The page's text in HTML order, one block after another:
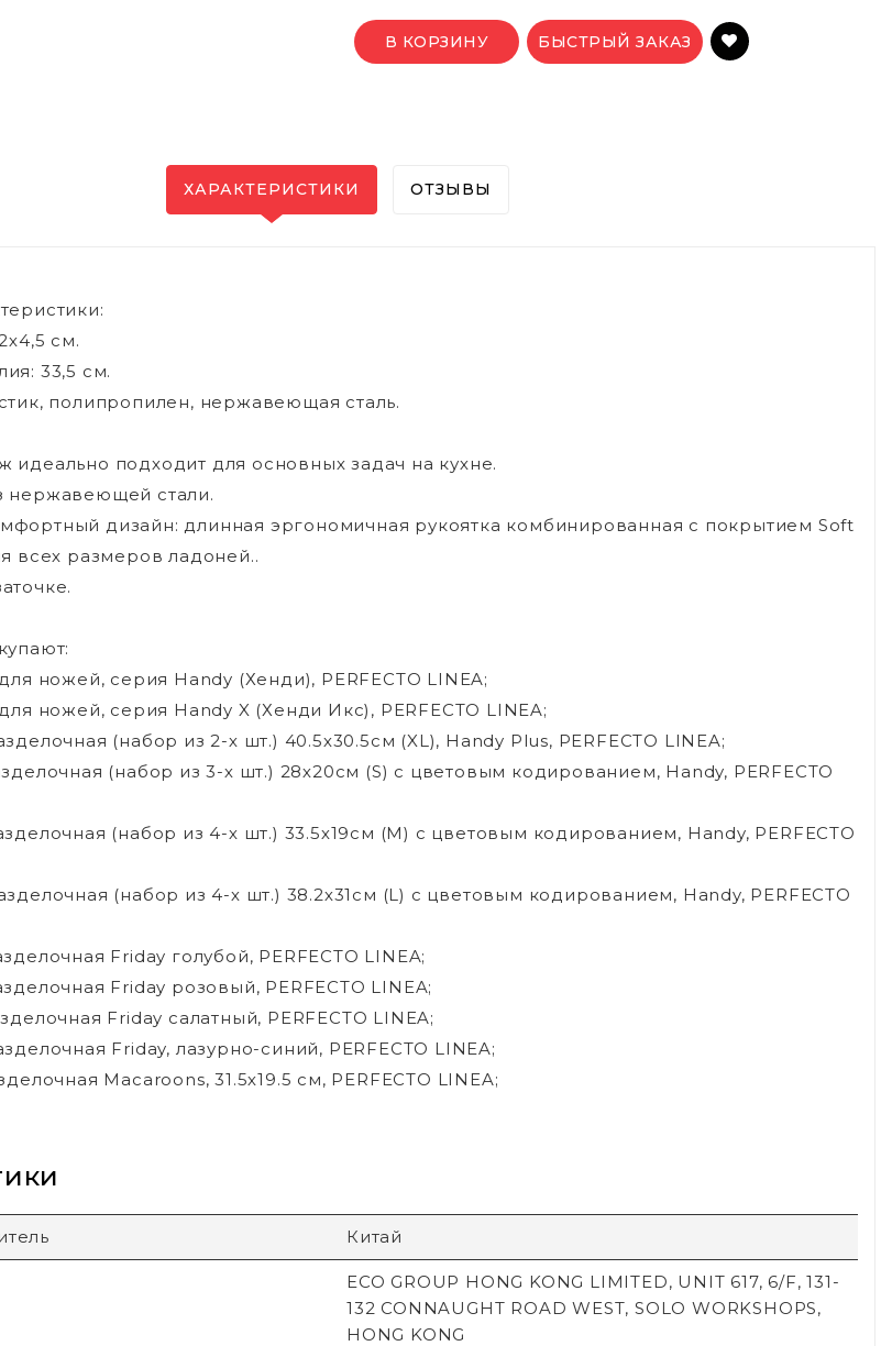
В КОРЗИНУ БЫСТРЫЙ ЗАКАЗ
ХАРАКТЕРИСТИКИ ОТЗЫВЫ
см.
33,5 см.
полипропилен, нержавеющая сталь.
идеально подходит для основных задач на кухне.
нержавеющей стали.
дизайн: длинная эргономичная рукоятка комбинированная с покрытием Soft
всех размеров ладоней..
ножей, серия Handy (Хенди), PERFECTO LINEA;
ножей, серия Handy X (Хенди Икс), PERFECTO LINEA;
(набор из 2-х шт.) 40.5х30.5см (XL), Handy Plus, PERFECTO LINEA;
(набор из 3-х шт.) 28х20см (S) c цветовым кодированием, Handy, PERFECTO
(набор из 4-х шт.) 33.5х19см (M) c цветовым кодированием, Handy, PERFECTO
(набор из 4-х шт.) 38.2х31см (L) c цветовым кодированием, Handy, PERFECTO
Friday голубой, PERFECTO LINEA;
Friday розовый, PERFECTO LINEA;
Friday салатный, PERFECTO LINEA;
Friday, лазурно-синий, PERFECTO LINEA;
Macaroons, 31.5х19.5 см, PERFECTO LINEA;
Китай
ECO GROUP HONG KONG LIMITED, UNIT 617, 6/F, 131-
132 CONNAUGHT ROAD WEST, SOLO WORKSHOPS,
HONG KONG